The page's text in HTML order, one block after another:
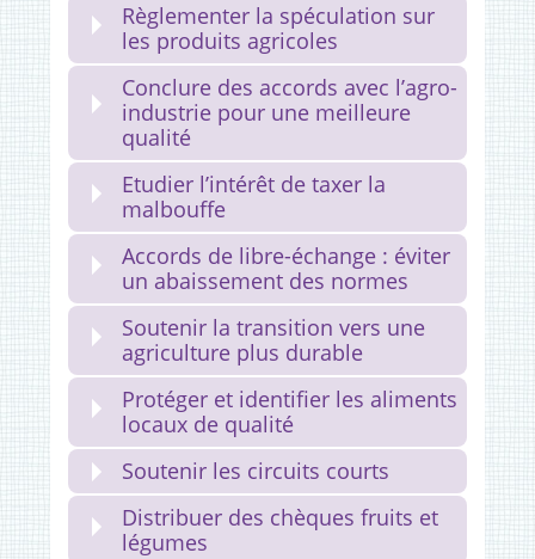
Règlementer la spéculation sur
les produits agricoles
Conclure des accords avec l’agro-
industrie pour une meilleure
qualité
Etudier l’intérêt de taxer la
malbouffe
Accords de libre-échange : éviter
un abaissement des normes
Soutenir la transition vers une
agriculture plus durable
Protéger et identifier les aliments
locaux de qualité
Soutenir les circuits courts
Distribuer des chèques fruits et
légumes